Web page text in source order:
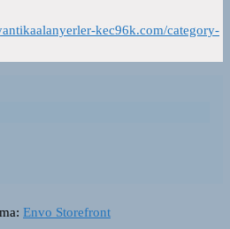
kec96k.com/category-
Envo Storefront